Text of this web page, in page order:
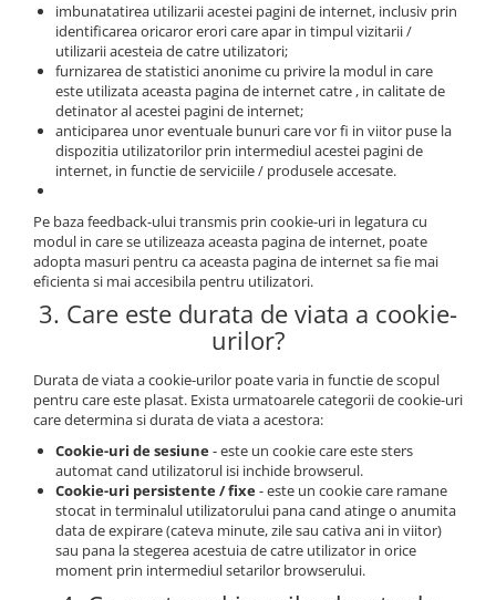
imbunatatirea utilizarii acestei pagini de internet, inclusiv prin
identificarea oricaror erori care apar in timpul vizitarii /
utilizarii acesteia de catre utilizatori;
furnizarea de statistici anonime cu privire la modul in care
este utilizata aceasta pagina de internet catre , in calitate de
detinator al acestei pagini de internet;
anticiparea unor eventuale bunuri care vor fi in viitor puse la
dispozitia utilizatorilor prin intermediul acestei pagini de
internet, in functie de serviciile / produsele accesate.
Pe baza feedback-ului transmis prin cookie-uri in legatura cu
modul in care se utilizeaza aceasta pagina de internet, poate
adopta masuri pentru ca aceasta pagina de internet sa fie mai
eficienta si mai accesibila pentru utilizatori.
3. Care este durata de viata a cookie-
urilor?
Durata de viata a cookie-urilor poate varia in functie de scopul
pentru care este plasat. Exista urmatoarele categorii de cookie-uri
care determina si durata de viata a acestora:
Cookie-uri de sesiune- este un cookie care este sters
automat cand utilizatorul isi inchide browserul.
Cookie-uri persistente / fixe- este un cookie care ramane
stocat in terminalul utilizatorului pana cand atinge o anumita
data de expirare (cateva minute, zile sau cativa ani in viitor)
sau pana la stegerea acestuia de catre utilizator in orice
moment prin intermediul setarilor browserului.